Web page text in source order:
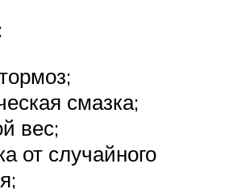
смазка;
вес;
от случайного